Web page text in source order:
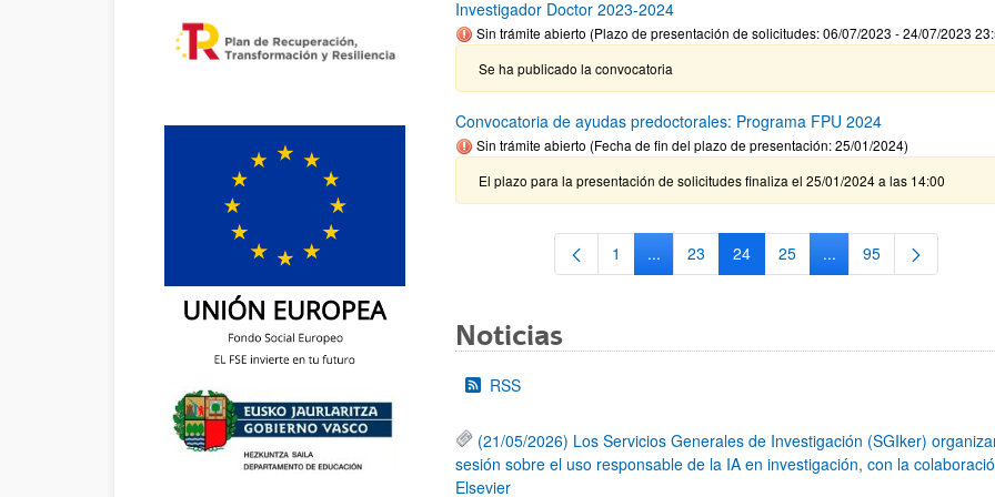
Investigador Doctor 2023-2024
Sin trámite abierto (Plazo de presentación de solicitudes: 06/07/2023 - 24/07/2023
Se ha publicado la convocatoria
Convocatoria de ayudas predoctorales: Programa FPU 2024
Sin trámite abierto (Fecha de fin del plazo de presentación: 25/01/2024)
El plazo para la presentación de solicitudes finaliza el 25/01/2024 a las 14:00
Página
1 ...Páginas intermedias Use TAB para desplazarse.
Página
23 Página
24 Página
25 ...Páginas intermedias
Página
95
Noticias
RSS
(21/05/2026) Los Servicios Generales de Investigación (SGIker)
sesión sobre el uso responsable de la IA en investigación, con la
Elsevier